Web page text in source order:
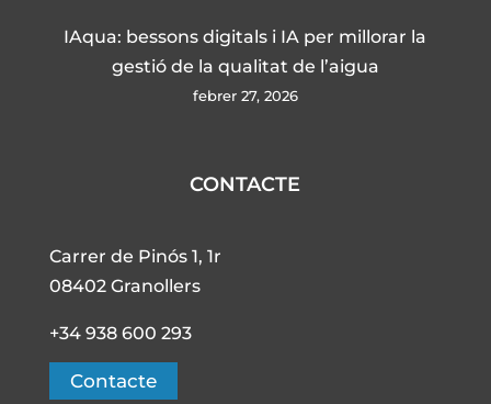
IAqua: bessons digitals i IA per millorar la
gestió de la qualitat de l’aigua
febrer 27, 2026
CONTACTE
Carrer de Pinós 1, 1r
08402 Granollers
+34 938 600 293
Contacte